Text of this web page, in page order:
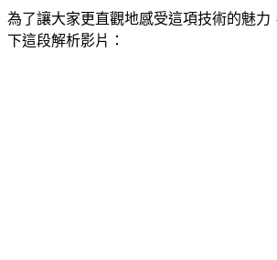
為了讓大家更直觀地感受這項技術的魅力
下這段解析影片：